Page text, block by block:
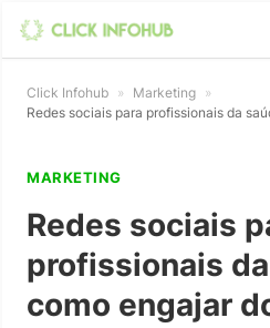
Click Infohub » Marketing »
Redes sociais para profissionais da
MARKETING
Redes sociais
profissionais
como engajar